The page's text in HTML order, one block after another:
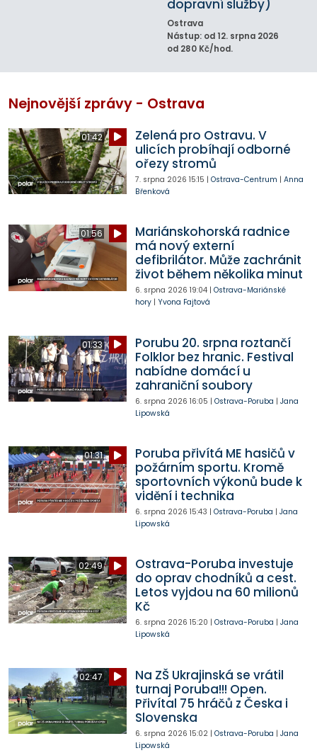
dopravní služby)
Ostrava
Nástup: od 12. srpna 2026
od 280 Kč/hod.
Nejnovější zprávy - Ostrava
01:42
Zelená pro Ostravu. V
ulicích probíhají odborné
ořezy stromů
7. srpna 2026 15:15 | Ostrava-Centrum | Anna
Břenková
01:56
Mariánskohorská radnice
má nový externí
defibrilátor. Může zachránit
život během několika minut
6. srpna 2026 19:04| Ostrava-Mariánské
hory| Yvona Fajtová
01:33
Porubu 20. srpna roztančí
Folklor bez hranic. Festival
nabídne domácí u
zahraniční soubory
6. srpna 2026 16:05 | Ostrava-Poruba | Jana
Lipowská
01:31
Poruba přivítá ME hasičů v
požárním sportu. Kromě
sportovních výkonů bude k
vidění i technika
6. srpna 2026 15:43 | Ostrava-Poruba | Jana
Lipowská
02:49
Ostrava-Poruba investuje
do oprav chodníků a cest.
Letos vyjdou na 60 milionů
Kč
6. srpna 2026 15:20 | Ostrava-Poruba | Jana
Lipowská
02:47
Na ZŠ Ukrajinská se vrátil
turnaj Poruba!!! Open.
Přivítal 75 hráčů z Česka i
Slovenska
6. srpna 2026 15:02| Ostrava-Poruba | Jana
Lipowská